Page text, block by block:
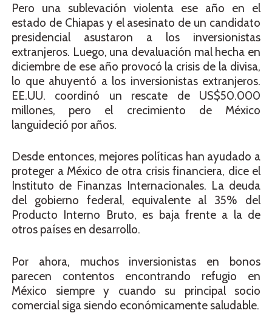
Pero una sublevación violenta ese año en el
estado de Chiapas y el asesinato de un candidato
presidencial asustaron a los inversionistas
extranjeros. Luego, una devaluación mal hecha en
diciembre de ese año provocó la crisis de la divisa,
lo que ahuyentó a los inversionistas extranjeros.
EE.UU. coordinó un rescate de US$50.000
millones, pero el crecimiento de México
languideció por años.
Desde entonces, mejores políticas han ayudado a
proteger a México de otra crisis financiera, dice el
Instituto de Finanzas Internacionales. La deuda
del gobierno federal, equivalente al 35% del
Producto Interno Bruto, es baja frente a la de
otros países en desarrollo.
Por ahora, muchos inversionistas en bonos
parecen contentos encontrando refugio en
México siempre y cuando su principal socio
comercial siga siendo económicamente saludable.